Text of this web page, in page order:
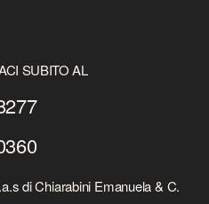
SUBITO AL
di Chiarabini Emanuela & C.